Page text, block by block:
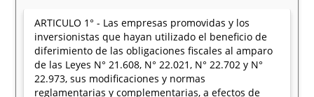
ARTICULO 1° - Las empresas promovidas y los
inversionistas que hayan utilizado el beneficio de
diferimiento de las obligaciones fiscales al amparo
de las Leyes N° 21.608, N° 22.021, N° 22.702 y N°
22.973, sus modificaciones y normas
reglamentarias y complementarias, a efectos de